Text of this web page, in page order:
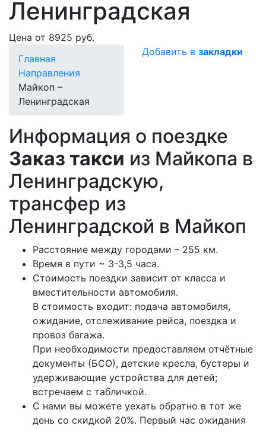
Ленинградская
Цена от 8925 руб.
Главная
Направления
Майкоп –
Ленинградская
Добавить в закладки
Информация о поездке
Заказ такси из Майкопа в
Ленинградскую,
трансфер из
Ленинградской в Майкоп
Расстояние между городами – 255 км.
Время в пути ~ 3-3,5 часа.
Стоимость поездки зависит от класса и
вместительности автомобиля.
В стоимость входит: подача автомобиля,
ожидание, отслеживание рейса, поездка и
провоз багажа.
При необходимости предоставляем отчётные
документы (БСО), детские кресла, бустеры и
удерживающие устройства для детей;
встречаем с табличкой.
С нами вы можете уехать обратно в тот же
день со скидкой 20%. Первый час ожидания